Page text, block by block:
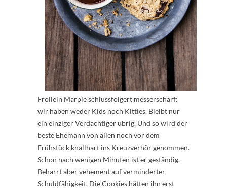
Frollein Marple schlussfolgert messerscharf:
wir haben weder Kids noch Kitties. Bleibt nur
ein einziger Verdächtiger übrig. Und so wird der
beste Ehemann von allen noch vor dem
Frühstück knallhart ins Kreuzverhör genommen.
Schon nach wenigen Minuten ist er geständig.
Beharrt aber vehement auf verminderter
Schuldfähigkeit. Die Cookies hätten ihn erst